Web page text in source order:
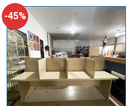
420,000₫.
-45%